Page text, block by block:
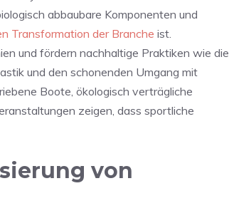
abbaubare Komponenten und
Transformation der Branche ist.
und fördern nachhaltige Praktiken wie die
und den schonenden Umgang mit
Boote, ökologisch verträgliche
zeigen, dass sportliche
von